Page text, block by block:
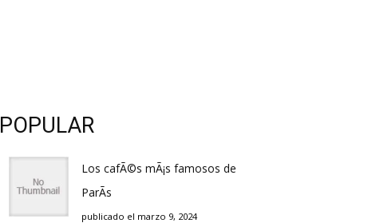
POPULAR
Los cafÃ©s mÃ¡s famosos de
ParÃ­s
publicado el marzo 9, 2024